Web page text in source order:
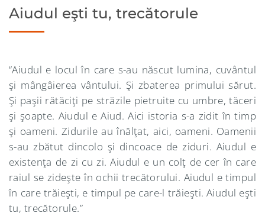
Aiudul eşti tu, trecătorule
“Aiudul e locul în care s-au născut lumina, cuvântul
şi mângâierea vântului. Şi zbaterea primului sărut.
Şi paşii rătăciţi pe străzile pietruite cu umbre, tăceri
şi şoapte. Aiudul e Aiud. Aici istoria s-a zidit în timp
şi oameni. Zidurile au înălţat, aici, oameni. Oamenii
s-au zbătut dincolo şi dincoace de ziduri. Aiudul e
existenţa de zi cu zi. Aiudul e un colţ de cer în care
raiul se zideşte în ochii trecătorului. Aiudul e timpul
în care trăieşti, e timpul pe care-l trăieşti. Aiudul eşti
tu, trecătorule.”